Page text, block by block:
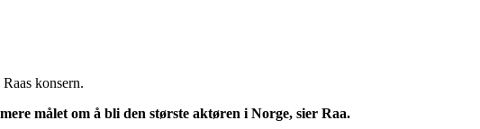
konsern.
målet om å bli den største aktøren i Norge, sier Raa.